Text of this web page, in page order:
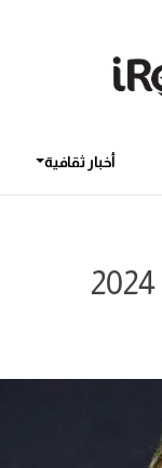
أخبار ثقافية